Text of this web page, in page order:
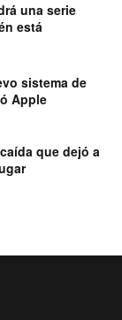
una serie
está
sistema de
Apple
que dejó a